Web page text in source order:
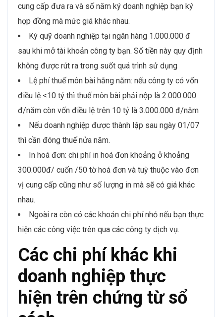
cung cấp đưa ra và số năm ký doanh nghiệp bạn ký
hợp đồng mà mức giá khác nhau.
Ký quỹ doanh nghiệp tại ngân hàng 1.000.000 đ
sau khi mở tài khoản công ty bạn. Số tiền này quy định
không được rút ra trong suốt quá trình sử dụng
Lệ phí thuế môn bài hằng năm: nếu công ty có vốn
điều lệ <10 tỷ thì thuế môn bài phải nộp là 2.000.000
đ/năm còn vốn điều lệ trên 10 tỷ là 3.000.000 đ/năm
Nếu doanh nghiệp được thành lập sau ngày 01/07
thì cần đóng thuế nửa năm.
In hoá đơn: chi phí in hoá đơn khoảng ở khoảng
300.000đ/ cuốn /50 tờ hoá đơn và tuỳ thuộc vào đơn
vị cung cấp cũng như số lượng in mà sẽ có giá khác
nhau.
Ngoài ra còn có các khoản chi phí nhỏ nếu bạn thực
hiện các công việc trên qua các công ty dịch vụ.
Các chi phí khác khi
doanh nghiệp thực
hiện trên chứng từ sổ